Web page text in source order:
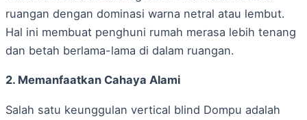
ruangan dengan dominasi warna netral atau lembut.
Hal ini membuat penghuni rumah merasa lebih tenang
dan betah berlama-lama di dalam ruangan.
2. Memanfaatkan Cahaya Alami
Salah satu keunggulan vertical blind Dompu adalah